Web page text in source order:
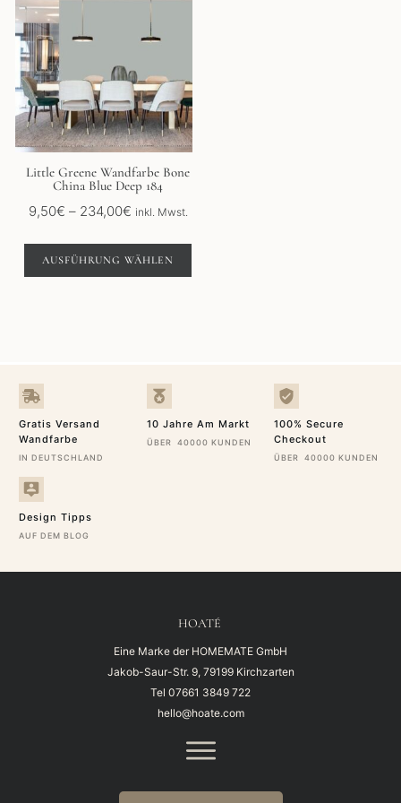
Little Greene Wandfarbe Bone
China Blue Deep 184
9,50€ – 234,00€Preisspanne:
bis
234,00€
inkl. Mwst.
AUSFÜHRUNG WÄHLEN
mehrere
auf.
Optionen
können
auf
der
Produktseite
gewählt
Gratis Versand
Wandfarbe
IN DEUTSCHLAND
10 Jahre Am Markt
ÜBER 40000 KUNDEN
100% Secure
Checkout
ÜBER 40000 KUNDEN
Design Tipps
AUF DEM BLOG
HOATÉ
Eine Marke der HOMEMATE GmbH
Jakob-Saur-Str. 9, 79199 Kirchzarten
Tel 07661 3849 722
hello@hoate.com